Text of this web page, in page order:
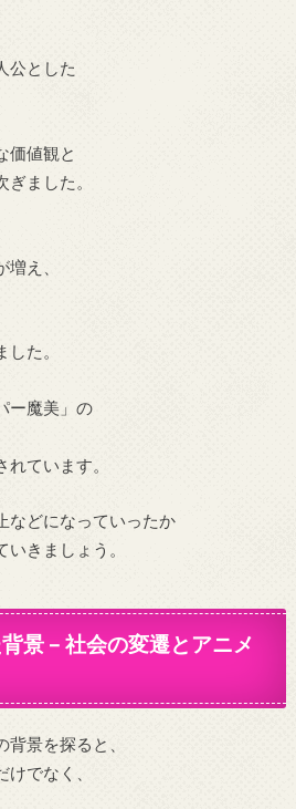
公とした
価値観と
ました。
え、
た。
ー魔美」の
ています。
などになっていったか
きましょう。
景 – 社会の変遷とアニメ
景を探ると、
でなく、